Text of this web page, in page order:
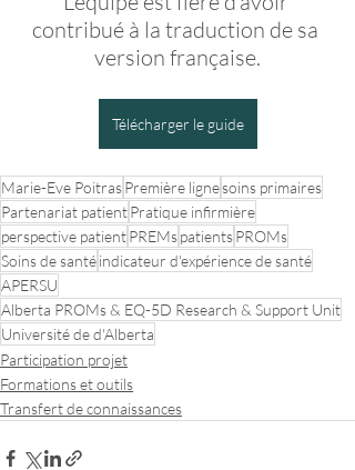
contribué à la traduction de sa
version française.
Télécharger le guide
Marie-Eve PoitrasPremière lignesoins primaires
Partenariat patientPratique infirmière
perspective patientPREMspatientsPROMs
Soins de santéindicateur d'expérience de santé
APERSU
Alberta PROMs & EQ-5D Research & Support Unit
Université de d'Alberta
Participation projet
Formations et outils
Transfert de connaissances